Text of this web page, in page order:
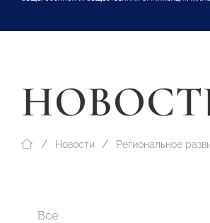
Новости Региональное
Все